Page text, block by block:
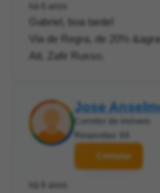
há 6 anos
Gabriel, boa tarde!
Via de Regra, de 20%
Att. Zafir Russo.
Jose
Corretor de imóveis
Respostas: 69
Contatar
há 6 anos